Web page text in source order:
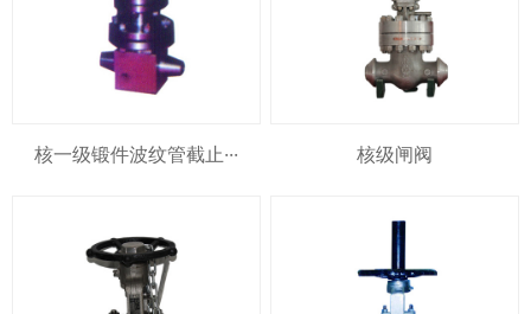
核一级锻件波纹管截止··· 核级闸阀